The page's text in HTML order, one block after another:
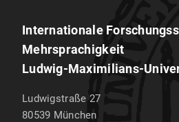
Internationale
Mehrsprachigkeit
Ludwig-Maximilians-
Ludwigstraße 27
80539 München